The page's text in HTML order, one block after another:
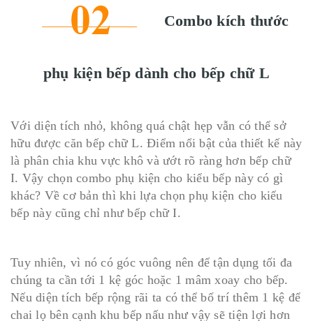
Combo kích thước
phụ kiện bếp dành cho bếp chữ L
Với diện tích nhỏ, không quá chật hẹp vẫn có thể sở
hữu được căn bếp chữ L. Điểm nổi bật của thiết kế này
là phân chia khu vực khô và ướt rõ ràng hơn bếp chữ
I. Vậy chọn combo phụ kiện cho kiểu bếp này có gì
khác? Về cơ bản thì khi lựa chọn phụ kiện cho kiểu
bếp này cũng chỉ như bếp chữ I.
Tuy nhiên, vì nó có góc vuông nên để tận dụng tối đa
chúng ta cần tới 1 kệ góc hoặc 1 mâm xoay cho bếp.
Nếu diện tích bếp rộng rãi ta có thể bố trí thêm 1 kệ để
chai lọ bên cạnh khu bếp nấu như vậy sẽ tiện lợi hơn